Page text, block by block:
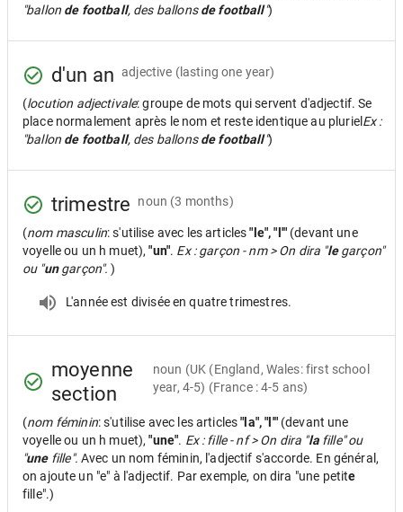
"ballon de football, des ballonsde football")
d'un an adjective (lasting one year)
(locution adjectivale: groupe de mots qui servent d'adjectif. Se
place normalement après le nom et reste identique au pluriel Ex :
"ballon de football, des ballonsde football")
trimestre noun (3 months)
(nom masculin: s'utilise avec les articles"le", "l'" (devant une
voyelle ou un h muet),"un". Ex : garçon - nm > On dira "legarçon"
ou "ungarçon".)
L'année est divisée en quatre trimestres.
moyenne
section
noun (UK (England, Wales: first school
year, 4-5) (France : 4-5 ans)
(nom féminin: s'utilise avec les articles"la", "l'" (devant une
voyelle ou un h muet),"une". Ex : fille - nf > On dira "lafille" ou
"unefille". Avec un nom féminin, l'adjectif s'accorde. En général,
on ajoute un "e" à l'adjectif. Par exemple, on dira "une petite
fille".)